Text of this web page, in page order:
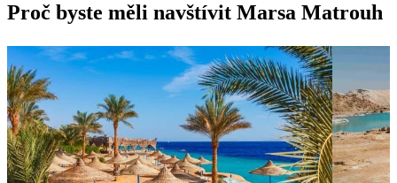
Proč byste měli navštívit Marsa Matrouh